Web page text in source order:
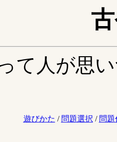
て人が思
遊びかた / 問題選択 / 問題